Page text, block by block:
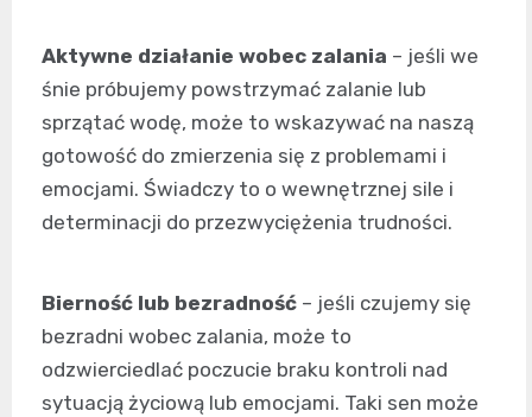
Aktywne działanie wobec zalania – jeśli we
śnie próbujemy powstrzymać zalanie lub
sprzątać wodę, może to wskazywać na naszą
gotowość do zmierzenia się z problemami i
emocjami. Świadczy to o wewnętrznej sile i
determinacji do przezwyciężenia trudności.
Bierność lub bezradność – jeśli czujemy się
bezradni wobec zalania, może to
odzwierciedlać poczucie braku kontroli nad
sytuacją życiową lub emocjami. Taki sen może